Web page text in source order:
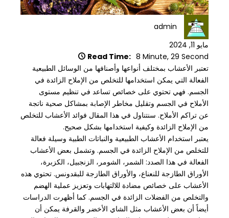
admin
مايو 11, 2024
Read Time: 8 Minute, 29 Second
تعتبر الأعشاب بمختلف أنواعها وأصنافها من الوسائل الطبيعية
الفعالة التي يمكن استخدامها للتخلص من الإملاح الزائدة في
الجسم. فهي تحتوي على خصائص تساعد في تنظيم مستوى
الأملاح في الجسم وتقليل مخاطر الإصابة بمشاكل صحية ناتجة
عن تراكم الأملاح. سنتناول في هذا المقال فوائد الأعشاب للتخلص
من الإملاح الزائدة وكيفية استخدامها بشكل صحيح.
يعتبر استخدام الأعشاب الطبيعية والنباتات الطبية وسيلة فعالة
للتخلص من الإملاح الزائدة في الجسم. وتشمل بعض الأعشاب
الفعالة في هذا الصدد: الشمر، الشومر، الزنجبيل، الكزبرة،
الأوراق الطازجة للنعناع، والأوراق الطازجة للبقدونس. تحتوي هذه
الأعشاب على خصائص مضادة للالتهابات وتعزيز عملية الهضم
والتخلص من الفضلات الزائدة في الجسم. كما أظهرت الدراسات
أيضاً أن بعض الأعشاب مثل الشاي الأخضر والقرفة يمكن أن